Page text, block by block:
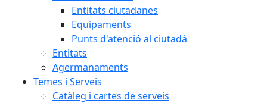
Entitats ciutadanes
Equipaments
Punts d'atenció al ciutadà
Entitats
Agermanaments
Temes i Serveis
Catàleg i cartes de serveis